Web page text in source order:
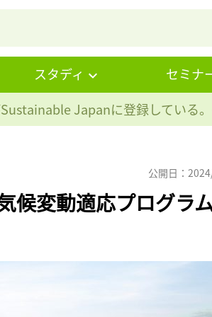
スタディ セミナ
Sustainable Japanに登録している
公開日：
候変動適応プログラ